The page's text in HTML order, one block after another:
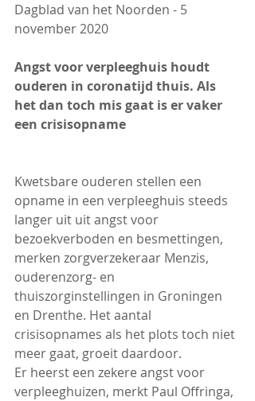
Dagblad van het Noorden - 5
november 2020
Angst voor verpleeghuis houdt
ouderen in coronatijd thuis. Als
het dan toch mis gaat is er vaker
een crisisopname
Kwetsbare ouderen stellen een
opname in een verpleeghuis steeds
langer uit uit angst voor
bezoekverboden en besmettingen,
merken zorgverzekeraar Menzis,
ouderenzorg- en
thuiszorginstellingen in Groningen
en Drenthe. Het aantal
crisisopnames als het plots toch niet
meer gaat, groeit daardoor.
Er heerst een zekere angst voor
verpleeghuizen, merkt Paul Offringa,